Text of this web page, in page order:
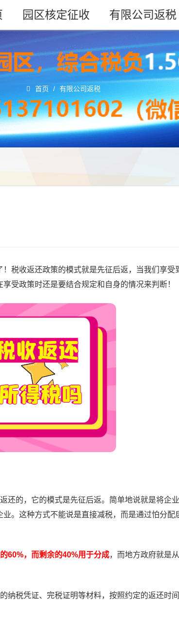
园区核定征收 有限公司返税
首页 / 有限公司返税
税收返还政策的模式就是先征后返，当我们享受
受政策时还是要结合规定和自身的情况来判断！
还的，它的模式是先征后返。简单地说就是将企
。这种方式不能说是直接减税，而是通过怕分配
60%，而剩余的40%用于分成，而地方政府就是
纳税凭证、完税证明等材料，按照约定的返还时